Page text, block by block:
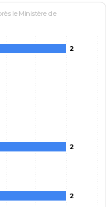
le Ministère de
2
2
2